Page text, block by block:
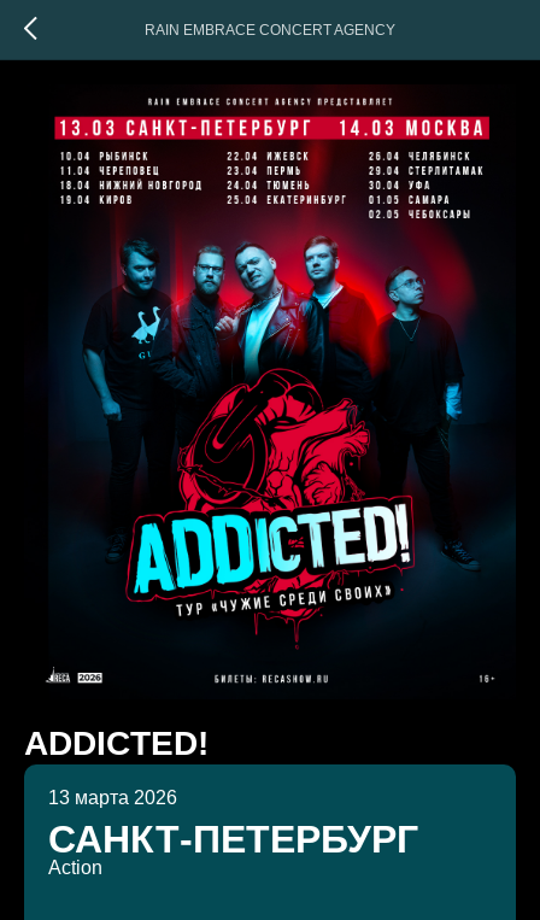
RAIN EMBRACE CONCERT AGENCY
ADDICTED!
13 марта 2026
САНКТ-ПЕТЕРБУРГ
Action